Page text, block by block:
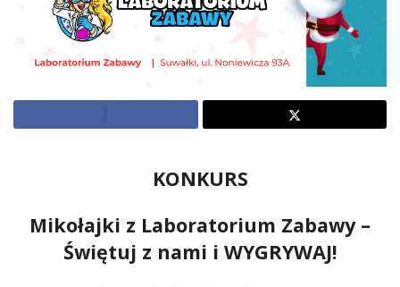
KONKURS
Mikołajki z Laboratorium Zabawy –
Świętuj z nami i WYGRYWAJ!